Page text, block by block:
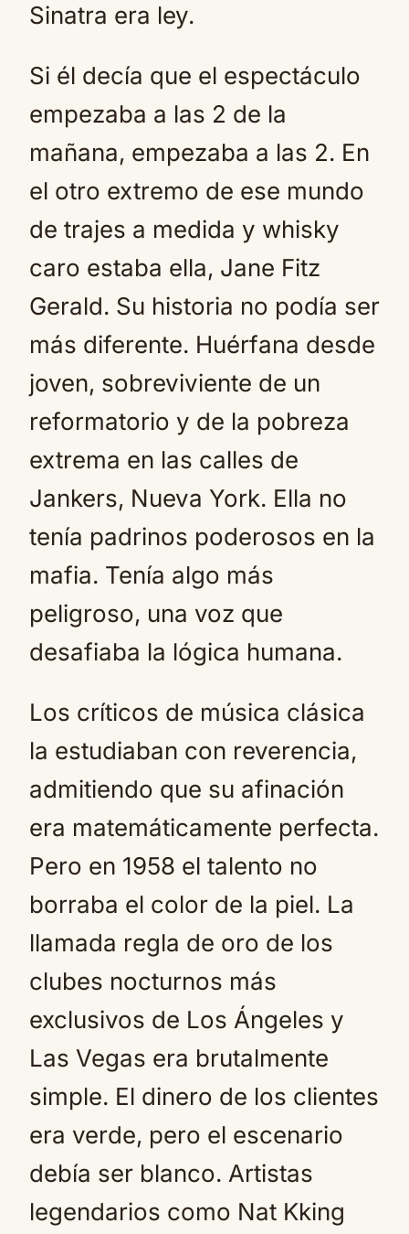
Sinatra era ley.
Si él decía que el espectáculo
empezaba a las 2 de la
mañana, empezaba a las 2. En
el otro extremo de ese mundo
de trajes a medida y whisky
caro estaba ella, Jane Fitz
Gerald. Su historia no podía ser
más diferente. Huérfana desde
joven, sobreviviente de un
reformatorio y de la pobreza
extrema en las calles de
Jankers, Nueva York. Ella no
tenía padrinos poderosos en la
mafia. Tenía algo más
peligroso, una voz que
desafiaba la lógica humana.
Los críticos de música clásica
la estudiaban con reverencia,
admitiendo que su afinación
era matemáticamente perfecta.
Pero en 1958 el talento no
borraba el color de la piel. La
llamada regla de oro de los
clubes nocturnos más
exclusivos de Los Ángeles y
Las Vegas era brutalmente
simple. El dinero de los clientes
era verde, pero el escenario
debía ser blanco. Artistas
legendarios como Nat Kking